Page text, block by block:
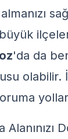
'da da
olabilir.
Alanınızı